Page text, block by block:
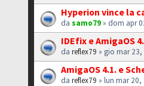
Hyperion vince la
dasamo79 » dom apr
IDEfix e AmigaOS
dareflex79 » gio mar
AmigaOS 4.1. e
dareflex79 » lun mar